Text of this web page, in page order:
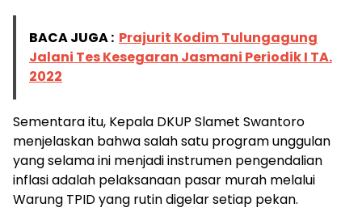
BACA JUGA : Prajurit Kodim Tulungagung
Jalani Tes Kesegaran Jasmani Periodik I TA.
2022
Sementara itu, Kepala DKUP Slamet Swantoro
menjelaskan bahwa salah satu program unggulan
yang selama ini menjadi instrumen pengendalian
inflasi adalah pelaksanaan pasar murah melalui
Warung TPID yang rutin digelar setiap pekan.